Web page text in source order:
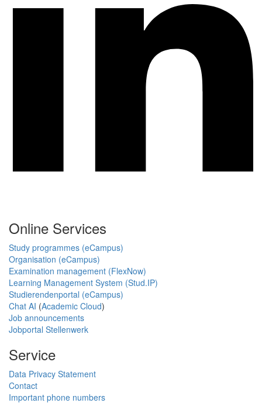
Online Services
Study programmes (eCampus)
Organisation (eCampus)
Examination management (FlexNow)
Learning Management System (Stud.IP)
Studierendenportal (eCampus)
Chat AI (Academic Cloud)
Job announcements
Jobportal Stellenwerk
Service
Data Privacy Statement
Contact
Important phone numbers